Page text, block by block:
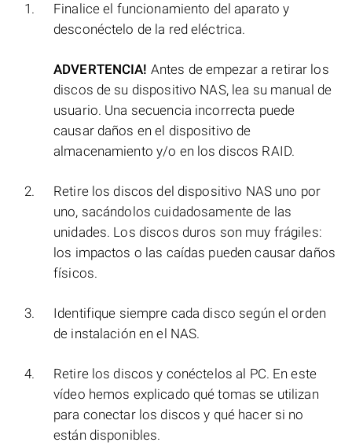
Finalice el funcionamiento del aparato y
desconéctelo de la red eléctrica.
ADVERTENCIA! Antes de empezar a retirar los
discos de su dispositivo NAS, lea su manual de
usuario. Una secuencia incorrecta puede
causar daños en el dispositivo de
almacenamiento y/o en los discos RAID.
Retire los discos del dispositivo NAS uno por
uno, sacándolos cuidadosamente de las
unidades. Los discos duros son muy frágiles:
los impactos o las caídas pueden causar daños
físicos.
Identifique siempre cada disco según el orden
de instalación en el NAS.
Retire los discos y conéctelos al PC. En este
vídeo hemos explicado qué tomas se utilizan
para conectar los discos y qué hacer si no
están disponibles.